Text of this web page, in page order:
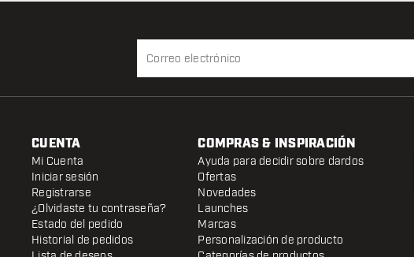
CUENTA
Mi Cuenta
Iniciar sesión
Registrarse
¿Olvidaste tu contraseña?
Estado del pedido
Historial de pedidos
COMPRAS & INSPIRACIÓN
Ayuda para decidir sobre dardos
Ofertas
Novedades
Launches
Marcas
Personalización de producto